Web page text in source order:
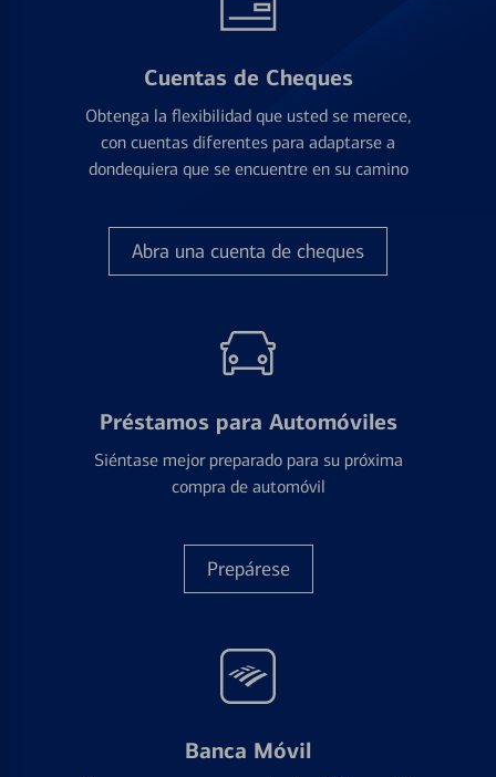
Cuentas de Cheques
Obtenga la flexibilidad que usted se merece,
con cuentas diferentes para adaptarse a
dondequiera que se encuentre en su camino
Abra una cuenta de cheques
Préstamos para Automóviles
Siéntase mejor preparado para su próxima
compra de automóvil
Prepárese
Banca Móvil